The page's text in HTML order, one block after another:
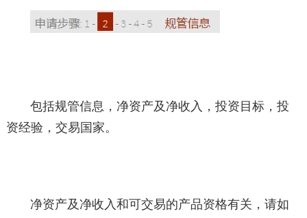
包括规管信息，净资产及净收入，投资目标，投
资经验，交易国家。
净资产及净收入和可交易的产品资格有关，请如